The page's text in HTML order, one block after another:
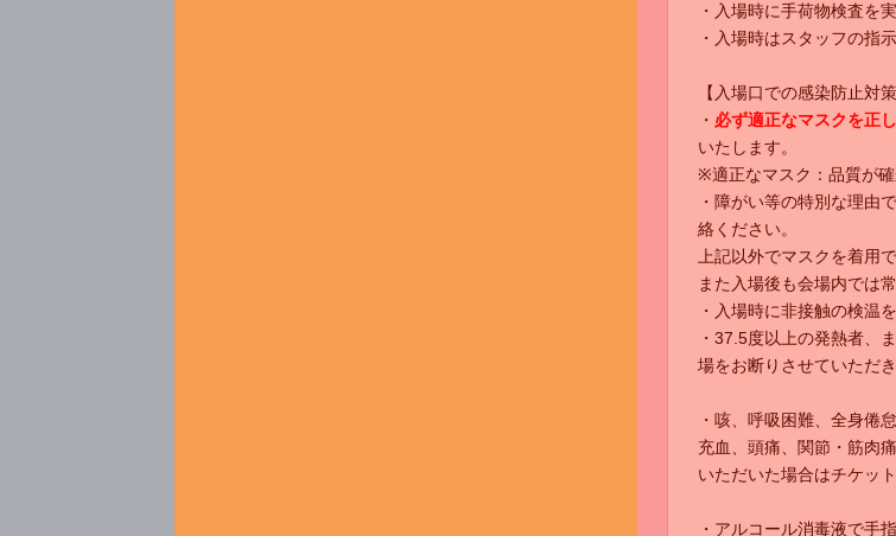
・入場時に手荷物検査を
・入場時はスタッフの指
【入場口での感染防止対
・ 必ず適正なマスクを正
いたします。
※適正なマスク：品質が確
・障がい等の特別な理由
絡ください。
上記以外でマスクを着用
また入場後も会場内では
・入場時に非接触の検温
・37.5度以上の発熱者、
場をお断りさせていただき
・咳、呼吸困難、全身倦
充血、頭痛、関節・筋肉
いただいた場合はチケッ
・アルコール消毒液で手